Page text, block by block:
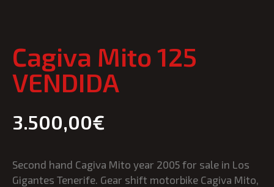
Cagiva Mito 125
VENDIDA
3.500,00€
Second hand Cagiva Mito year 2005 for sale in Los
Gigantes Tenerife. Gear shift motorbike Cagiva Mito,